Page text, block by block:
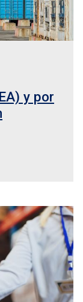
y por